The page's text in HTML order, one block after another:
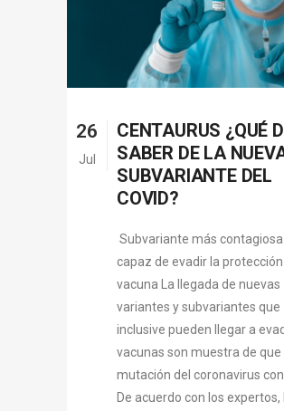
26
Jul
CENTAURUS ¿QUÉ
SABER DE LA
SUBVARIANTE DEL
COVID?
Subvariante más
capaz de evadir la
vacuna La llegada de nuevas
variantes y subvariantes que
inclusive pueden llegar a
vacunas son muestra de que
mutación del coronavirus
De acuerdo con los expertos,